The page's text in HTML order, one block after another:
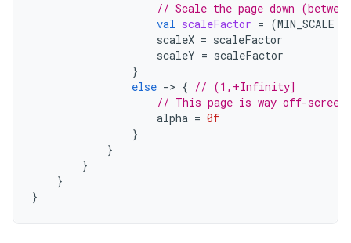
// Scale the page down
val scaleFactor = (MIN_SCALE
scaleX = scaleFactor
scaleY = scaleFactor
}
else -> { // (1,+Infinity]
// This page is way off-
alpha = 0f
}
}
}
}
}